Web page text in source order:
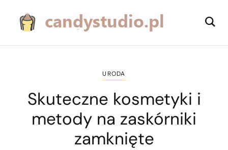
URODA
Skuteczne kosmetyki i
metody na zaskórniki
zamknięte